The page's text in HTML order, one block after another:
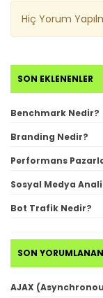
Hiç Yorum
SON EKLENENLER
Benchmark Nedir?
Branding Nedir?
Performans
Sosyal Medya
Bot Trafik Nedir?
SON
AJAX